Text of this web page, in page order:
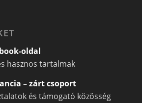
oldal
hasznos tartalmak
– zárt csoport
és támogató közösség